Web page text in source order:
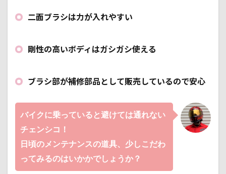
二面ブラシは力が入れやすい
剛性の高いボディはガシガシ使える
ブラシ部が補修部品として販売しているので安心
バイクに乗っていると避けては通れない
チェンシコ！
日頃のメンテナンスの道具、少しこだわ
ってみるのはいかかでしょうか？